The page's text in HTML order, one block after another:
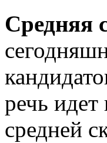
Средняя
речь
средней